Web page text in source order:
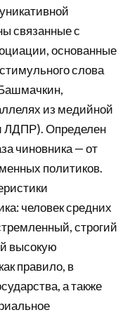
связанные с
основанные
слова
из медийной
ЛДПР). Определен
чиновника — от
политиков.
человек средних
строгий
высокую
правило, в
а также